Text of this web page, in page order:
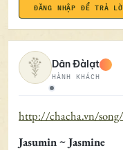
ĐĂNG NHẬP ĐỂ TRẢ
Ngoại tuyến
Dân Đàlạt
HÀNH KHÁCH
http://chacha.vn/
Jasumin ~ Jasmine